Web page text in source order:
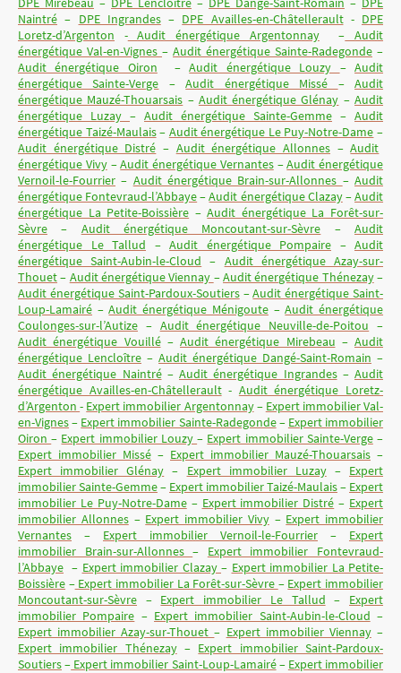
Naintré – DPE Ingrandes– DPE Availles-en-Châtellerault- DPE
Loretz-d’Argenton -Audit énergétique Argentonnay– Audit
énergétique Val-en-Vignes – Audit énergétique Sainte-Radegonde –
Audit énergétique Oiron –Audit énergétique Louzy –Audit
énergétique Sainte-Verge –Audit énergétique Missé –Audit
énergétique Mauzé-Thouarsais – Audit énergétique Glénay –Audit
énergétique Luzay – Audit énergétique Sainte-Gemme – Audit
énergétique Taizé-Maulais– Audit énergétique Le Puy-Notre-Dame –
Audit énergétique Distré – Audit énergétique Allonnes –Audit
énergétique Vivy–Audit énergétique Vernantes–Audit énergétique
Vernoil-le-Fourrier – Audit énergétique Brain-sur-Allonnes –Audit
énergétique Fontevraud-l’Abbaye–Audit énergétique Clazay–Audit
énergétique La Petite-Boissière –Audit énergétique La Forêt-sur-
Sèvre – Audit énergétique Moncoutant-sur-Sèvre –Audit
énergétique Le Tallud – Audit énergétique Pompaire – Audit
énergétique Saint-Aubin-le-Cloud – Audit énergétique Azay-sur-
Thouet– Audit énergétique Viennay –Audit énergétique Thénezay–
Audit énergétique Saint-Pardoux-Soutiers–Audit énergétique Saint-
Loup-Lamairé –Audit énergétique Ménigoute–Audit énergétique
Coulonges-sur-l’Autize – Audit énergétique Neuville-de-Poitou –
Audit énergétique Vouillé– Audit énergétique Mirebeau – Audit
énergétique Lencloître – Audit énergétique Dangé-Saint-Romain –
Audit énergétique Naintré– Audit énergétique Ingrandes– Audit
énergétique Availles-en-Châtellerault- Audit énergétique Loretz-
d’Argenton- Expert immobilier Argentonnay– Expert immobilier Val-
en-Vignes– Expert immobilier Sainte-Radegonde– Expert immobilier
Oiron– Expert immobilier Louzy– Expert immobilier Sainte-Verge–
Expert immobilier Missé – Expert immobilier Mauzé-Thouarsais –
Expert immobilier Glénay – Expert immobilier Luzay– Expert
immobilier Sainte-Gemme– Expert immobilier Taizé-Maulais– Expert
immobilier Le Puy-Notre-Dame– Expert immobilier Distré – Expert
immobilier Allonnes– Expert immobilier Vivy– Expert immobilier
Vernantes – Expert immobilier Vernoil-le-Fourrier – Expert
immobilier Brain-sur-Allonnes– Expert immobilier Fontevraud-
l’Abbaye – Expert immobilier Clazay – Expert immobilier La Petite-
Boissière –Expert immobilier La Forêt-sur-Sèvre – Expert immobilier
Moncoutant-sur-Sèvre – Expert immobilier Le Tallud – Expert
immobilier Pompaire – Expert immobilier Saint-Aubin-le-Cloud –
Expert immobilier Azay-sur-Thouet– Expert immobilier Viennay–
Expert immobilier Thénezay– Expert immobilier Saint-Pardoux-
Soutiers– Expert immobilier Saint-Loup-Lamairé– Expert immobilier